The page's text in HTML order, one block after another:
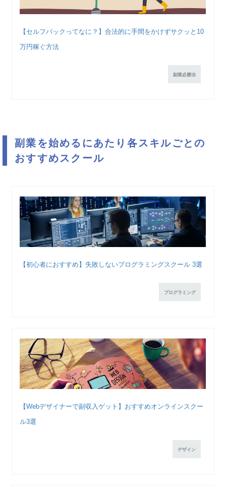
【セルフバックってなに？】合法的に手間をかけずサクッと10
万円稼ぐ方法
副業必勝法
副業を始めるにあたり各スキルごとの
おすすめスクール
【初心者におすすめ】失敗しないプログラミングスクール 3選
プログラミング
【Webデザイナーで副収入ゲット】おすすめオンラインスクー
ル3選
デザイン